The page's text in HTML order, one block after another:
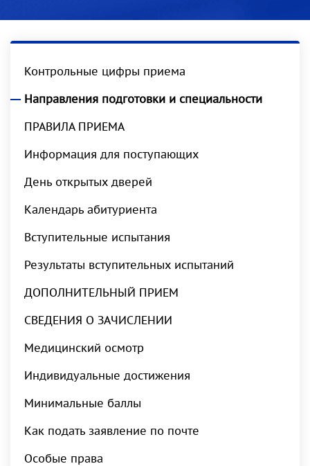
Контрольные цифры приема
Направления подготовки и специальности
ПРАВИЛА ПРИЕМА
Информация для поступающих
День открытых дверей
Календарь абитуриента
Вступительные испытания
Результаты вступительных испытаний
ДОПОЛНИТЕЛЬНЫЙ ПРИЕМ
СВЕДЕНИЯ О ЗАЧИСЛЕНИИ
Медицинский осмотр
Индивидуальные достижения
Минимальные баллы
Как подать заявление по почте
Особые права